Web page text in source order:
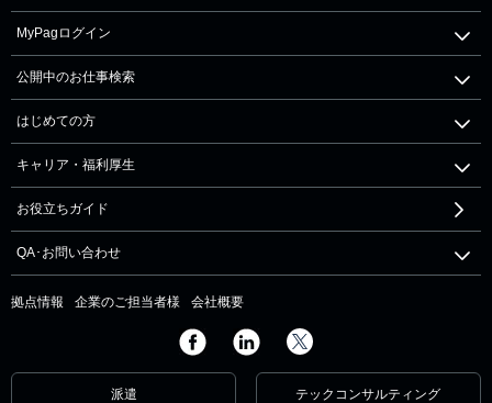
MyPagログイン
公開中のお仕事検索
はじめての方
キャリア・福利厚生
お役立ちガイド
QA･お問い合わせ
拠点情報 企業のご担当者様 会社概要
派遣 テックコンサルティング